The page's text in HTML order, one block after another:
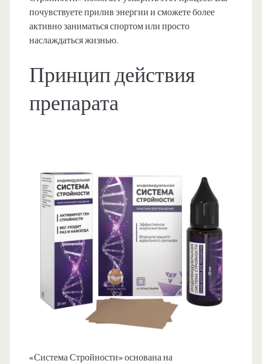
почувствуете прилив энергии и сможете более
активно заниматься спортом или просто
наслаждаться жизнью.
Принцип действия
препарата
«Система Стройности» основана на